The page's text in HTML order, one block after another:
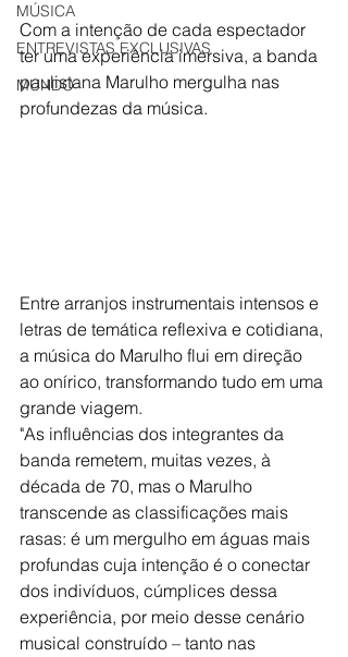
MÚSICA
ENTREVISTAS EXCLUSIVAS
MUNDO
Com a intenção de cada espectador
ter uma experiência imersiva, a banda
paulistana Marulho mergulha nas
profundezas da música.
Entre arranjos instrumentais intensos e
letras de temática reflexiva e cotidiana,
a música do Marulho flui em direção
ao onírico, transformando tudo em uma
grande viagem.
"As influências dos integrantes da
banda remetem, muitas vezes, à
década de 70, mas o Marulho
transcende as classificações mais
rasas: é um mergulho em águas mais
profundas cuja intenção é o conectar
dos indivíduos, cúmplices dessa
experiência, por meio desse cenário
musical construído – tanto nas